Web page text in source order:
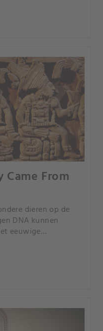
From
dieren op de
DNA kunnen
eeuwige
genetische